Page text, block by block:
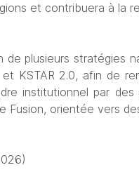
et contribuera à la
de plusieurs stratégies
KSTAR 2.0, afin de
institutionnel par
Fusion, orientée vers